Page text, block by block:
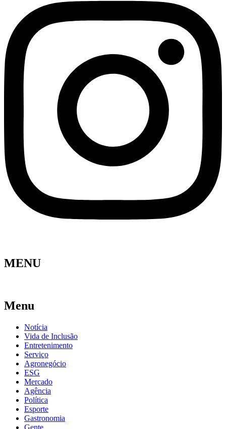
MENU
Menu
Notícia
Vida de Inclusão
Entretenimento
Serviço
Agronegócio
ESG
Mercado
Agência
Política
Esporte
Gastronomia